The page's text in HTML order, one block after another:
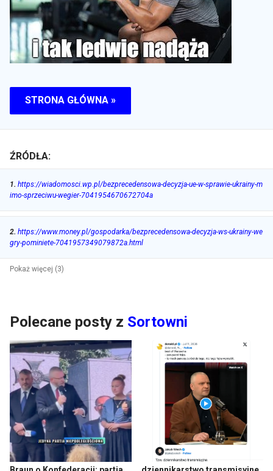
STRONA GŁÓWNA »
ŹRÓDŁA:
1. https://wiadomosci.wp.pl/bezprecedensowa-decyzja-ue-w-sprawie-ukrainy-m
imo-sprzeciwu-wegier-7041954670672704a
2. https://www.money.pl/gospodarka/bezprecedensowa-decyzja-ws-ukrainy-we
gry-pominiete-7041957349079872a.html
Pokaż więcej (3)
Polecane posty z Sortowni